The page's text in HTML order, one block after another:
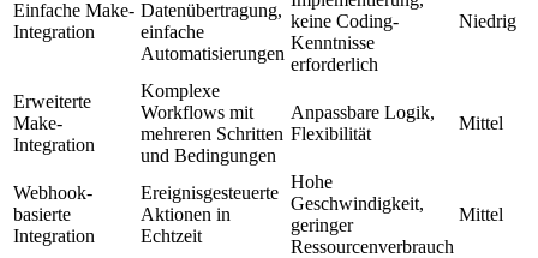
Einfache Make-
Integration
Datenübertragung,
einfache
Automatisierungen
keine Coding-
Kenntnisse
erforderlich
Niedrig
Erweiterte
Make-
Integration
Komplexe
Workflows mit
mehreren Schritten
und Bedingungen
Anpassbare Logik,
Flexibilität
Mittel
Webhook-
basierte
Integration
Ereignisgesteuerte
Aktionen in
Echtzeit
Hohe
Geschwindigkeit,
geringer
Ressourcenverbrauch
Mittel